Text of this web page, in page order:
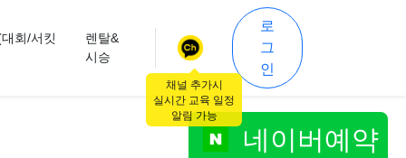
회/서킷
렌탈&
시승
로
그
인
네이버예약
채널 추가시
실시간 교육 일정
알림 가능